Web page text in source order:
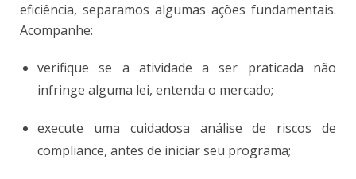
eficiência, separamos algumas ações fundamentais.
Acompanhe:
verifique se a atividade a ser praticada não
infringe alguma lei, entenda o mercado;
execute uma cuidadosa análise de riscos de
compliance, antes de iniciar seu programa;